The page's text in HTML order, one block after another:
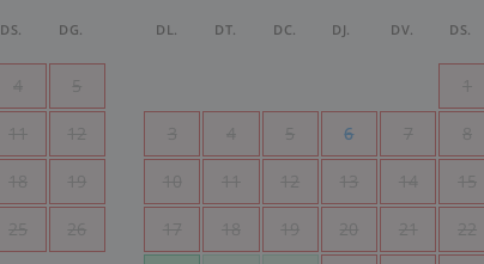
DS. DG.
4 5
11 12
18 19
25 26
DL. DT. DC. DJ. DV. DS.
1
3 4 5 6 7 8
10 11 12 13 14 15
17 18 19 20 21 22